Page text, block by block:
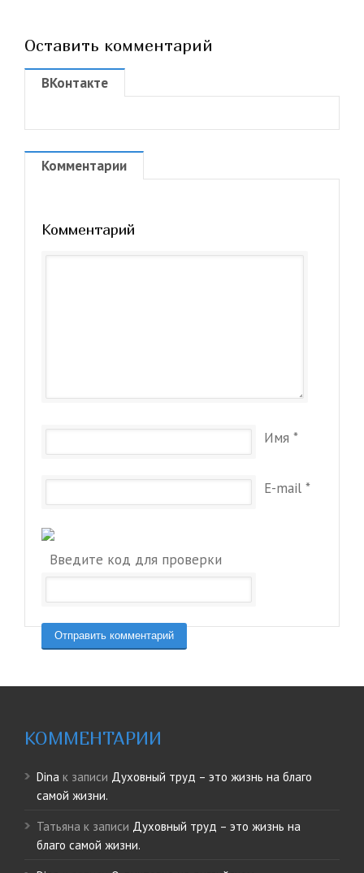
Оставить комментарий
ВКонтакте
Комментарии
Комментарий
Имя *
E-mail *
Введите код для проверки
КОММЕНТАРИИ
Dina к записи Духовный труд – это жизнь на благо
самой жизни.
Татьяна к записи Духовный труд – это жизнь на
благо самой жизни.